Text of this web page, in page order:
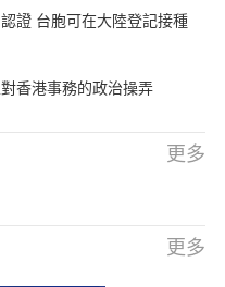
證 台胞可在大陸登記接種
香港事務的政治操弄
更多
更多